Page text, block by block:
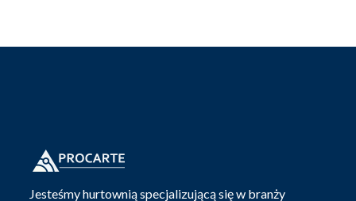
Jesteśmy hurtownią specjalizującą się w branży